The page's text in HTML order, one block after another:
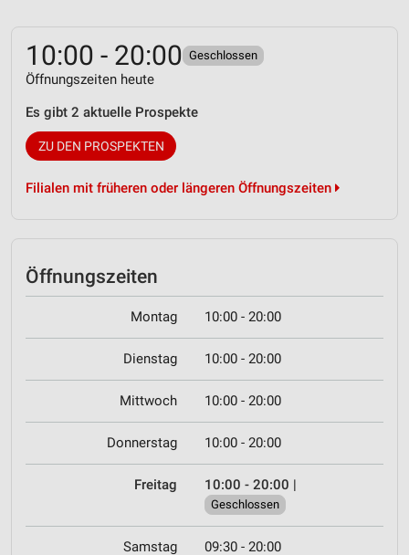
10:00 - 20:00 Geschlossen
Öffnungszeiten heute
Es gibt 2 aktuelle Prospekte
ZU DEN PROSPEKTEN
Filialen mit früheren oder längeren Öffnungszeiten
Öffnungszeiten
Montag 10:00 - 20:00
Dienstag 10:00 - 20:00
Mittwoch 10:00 - 20:00
Donnerstag 10:00 - 20:00
Freitag 10:00 - 20:00 |
Geschlossen
Samstag 09:30 - 20:00